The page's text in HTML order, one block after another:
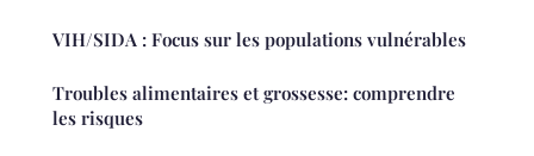
VIH/SIDA : Focus sur les populations vulnérables
Troubles alimentaires et grossesse: comprendre
les risques